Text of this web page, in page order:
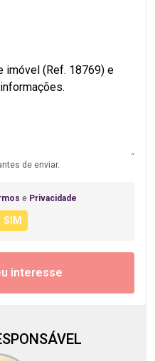
de enviar.
e Privacidade
interesse